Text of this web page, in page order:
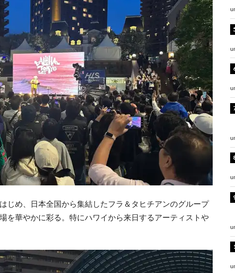
じめ、日本全国から集結したフラ＆タヒチアンのグループ
を華やかに彩る。特にハワイから来日するアーティストや